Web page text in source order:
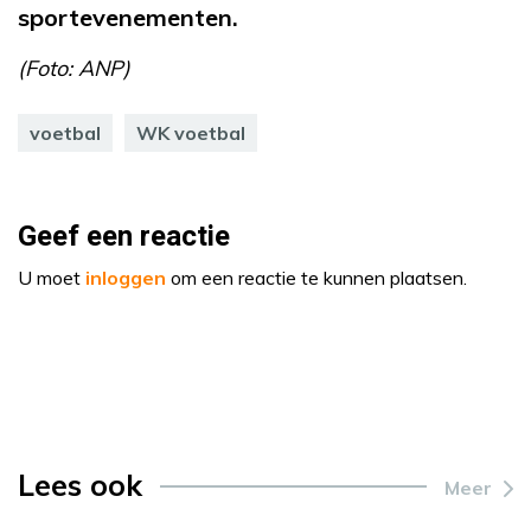
sportevenementen.
(Foto: ANP)
voetbal WK voetbal
Geef een reactie
U moet inloggen om een reactie te kunnen plaatsen.
Lees ook Meer